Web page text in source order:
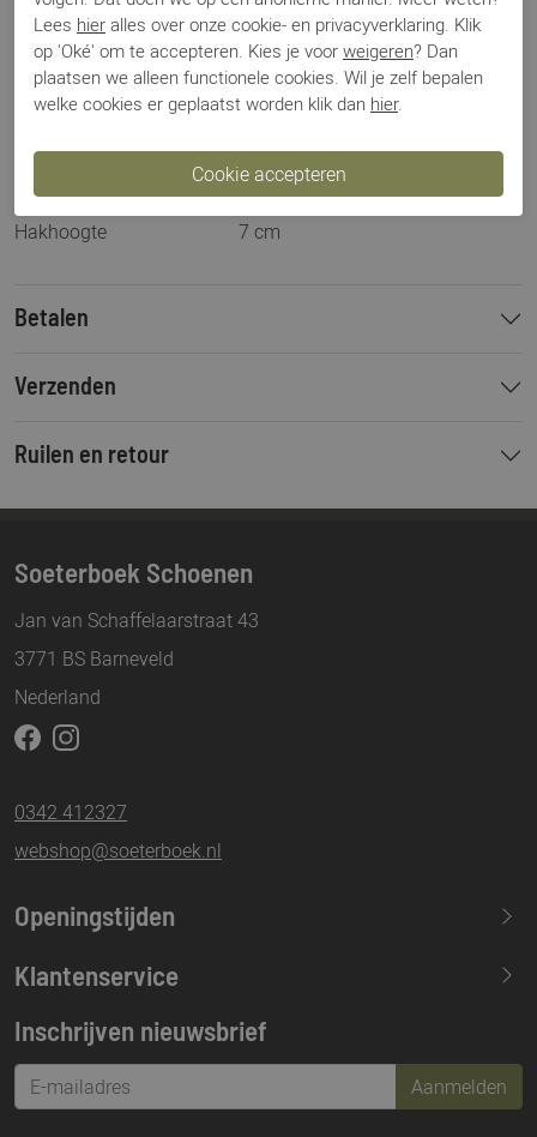
Merk
Angel Alarcon
Artikelnummer
25552
Los voetbed
Nee
Categorie
Pumps
Kleur
Cognac
Suede
Bestelcode
000003235
Hakhoogte
7 cm
Betalen
Verzenden
Ruilen en retour
Soeterboek Schoenen
Jan van Schaffelaarstraat 43
3771 BS Barneveld
Nederland
0342 412327
webshop@soeterboek.nl
Openingstijden
Maandag
13.30-17.30
Woensdag
Donderdag
09.30-17.30
Klantenservice
Inschrijven nieuwsbrief
Aanmelden
Lees hier alles over onze cookie- en privacyverklaring. Klik
op 'Oké' om te accepteren. Kies je voor weigeren? Dan
plaatsen we alleen functionele cookies. Wil je zelf bepalen
welke cookies er geplaatst worden klik dan hier.